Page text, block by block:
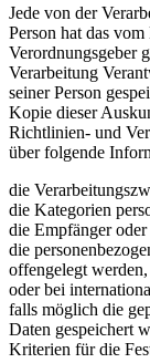
Jede von der
Person hat das
Verordnungsgeber
Verarbeitung
seiner Person
Kopie dieser
Richtlinien- und
über folgende
die
die Kategorien
die Empfänger
die
offengelegt
oder bei
falls möglich die
Daten gespeichert
Kriterien für die